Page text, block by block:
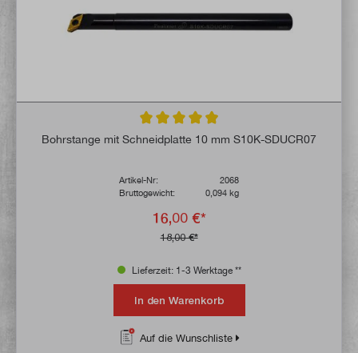
Durchschnittliche Bewertung von 4.9 von
Bohrstange mit Schneidplatte 10 mm S10K-SDUCR07
Artikel-Nr:
2068
Bruttogewicht:
0,094 kg
16,00 €*
18,00 €*
Lieferzeit: 1-3 Werktage **
In den Warenkorb
Auf die Wunschliste